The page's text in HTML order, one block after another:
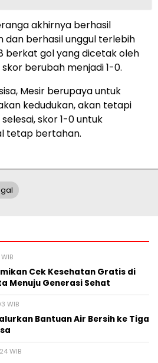
akhirnya berhasil
dan berhasil unggul terlebih
berkat gol yang dicetak oleh
berubah menjadi 1-0.
Mesir berupaya untuk
kedudukan, akan tetapi
skor 1-0 untuk
tetap bertahan.
Cek Kesehatan Gratis di
Menuju Generasi Sehat
WIB
Bantuan Air Bersih ke Tiga
WIB